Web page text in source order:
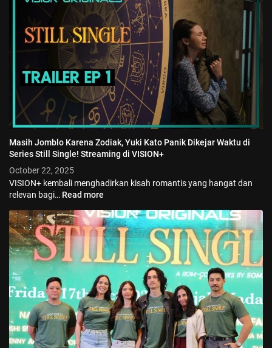
Masih Jomblo Karena Zodiak, Yuki Kato Panik Dikejar Waktu di
Series Still Single! Streaming di VISION+
October 22, 2025
VISION+ kembali menghadirkan kisah romantis yang hangat dan
relevan bagi… Read more